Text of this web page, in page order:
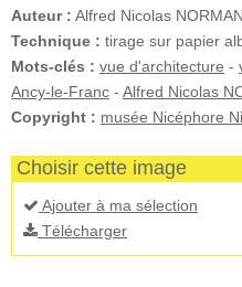
Auteur : Alfred Nicolas
Technique : tirage sur papier
Mots-clés : vue d'architecture -
Ancy-le-Franc - Alfred Nicolas
Copyright : musée Nicéphore
Choisir cette image
Ajouter à ma sélection
Télécharger